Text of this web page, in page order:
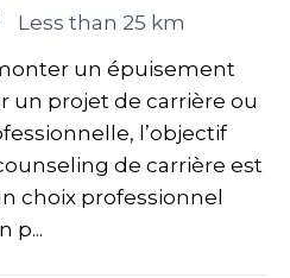
Less than 25 km
un épuisement
un projet de carrière ou
l’objectif
de carrière est
choix professionnel
p...